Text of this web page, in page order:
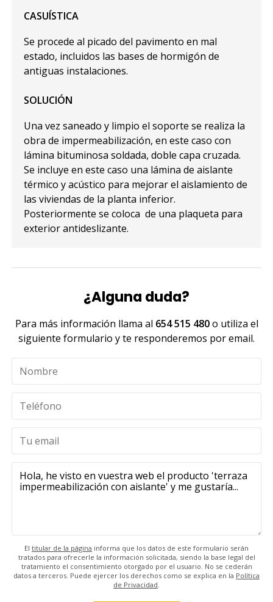
CASUÍSTICA
Se procede al picado del pavimento en mal
estado, incluidos las bases de hormigón de
antiguas instalaciones.
SOLUCIÓN
Una vez saneado y limpio el soporte se realiza la
obra de impermeabilización, en este caso con
lámina bituminosa soldada, doble capa cruzada.
Se incluye en este caso una lámina de aislante
térmico y acústico para mejorar el aislamiento de
las viviendas de la planta inferior.
Posteriormente se coloca de una plaqueta para
exterior antideslizante.
¿Alguna duda?
Para más información llama al 654 515 480o utiliza el
siguiente formulario y te responderemos por email.
El titular de la página informa que los datos de este formulario serán
tratados para ofrecerle la información solicitada, siendo la base legal del
tratamiento el consentimiento otorgado por el usuario. No se cederán
datos a terceros. Puede ejercer los derechos como se explica en la Política
de Privacidad